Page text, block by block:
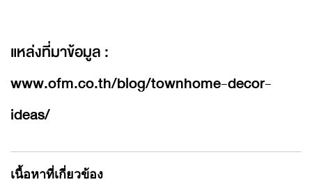
แหล่งที่มาข้อมูล :
www.ofm.co.th/blog/townhome-decor-
ideas/
เนื้อหาที่เกี่ยวข้อง